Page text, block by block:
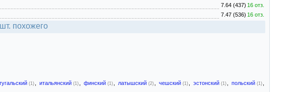
7.64 (437) 16 отз.
7.47 (536) 16 отз.
похожего
(1) итальянский (1) финский (1) латышский (2) чешский (1) эстонский (1) польский (1)